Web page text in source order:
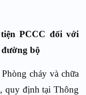
PCCC đối với
bộ
cháy và chữa
quy định tại Thông